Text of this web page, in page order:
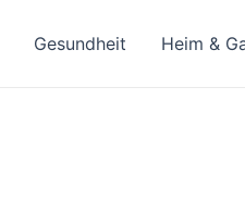
Gesundheit Heim &